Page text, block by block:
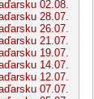
02.08.
28.07.
26.07.
21.07.
19.07.
14.07.
12.07.
07.07.